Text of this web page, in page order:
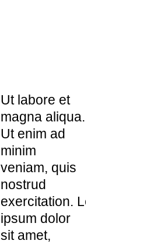
Ut labore et
magna aliqua.
Ut enim ad
minim
veniam, quis
nostrud
exercitation. Lorem
ipsum dolor
sit amet,